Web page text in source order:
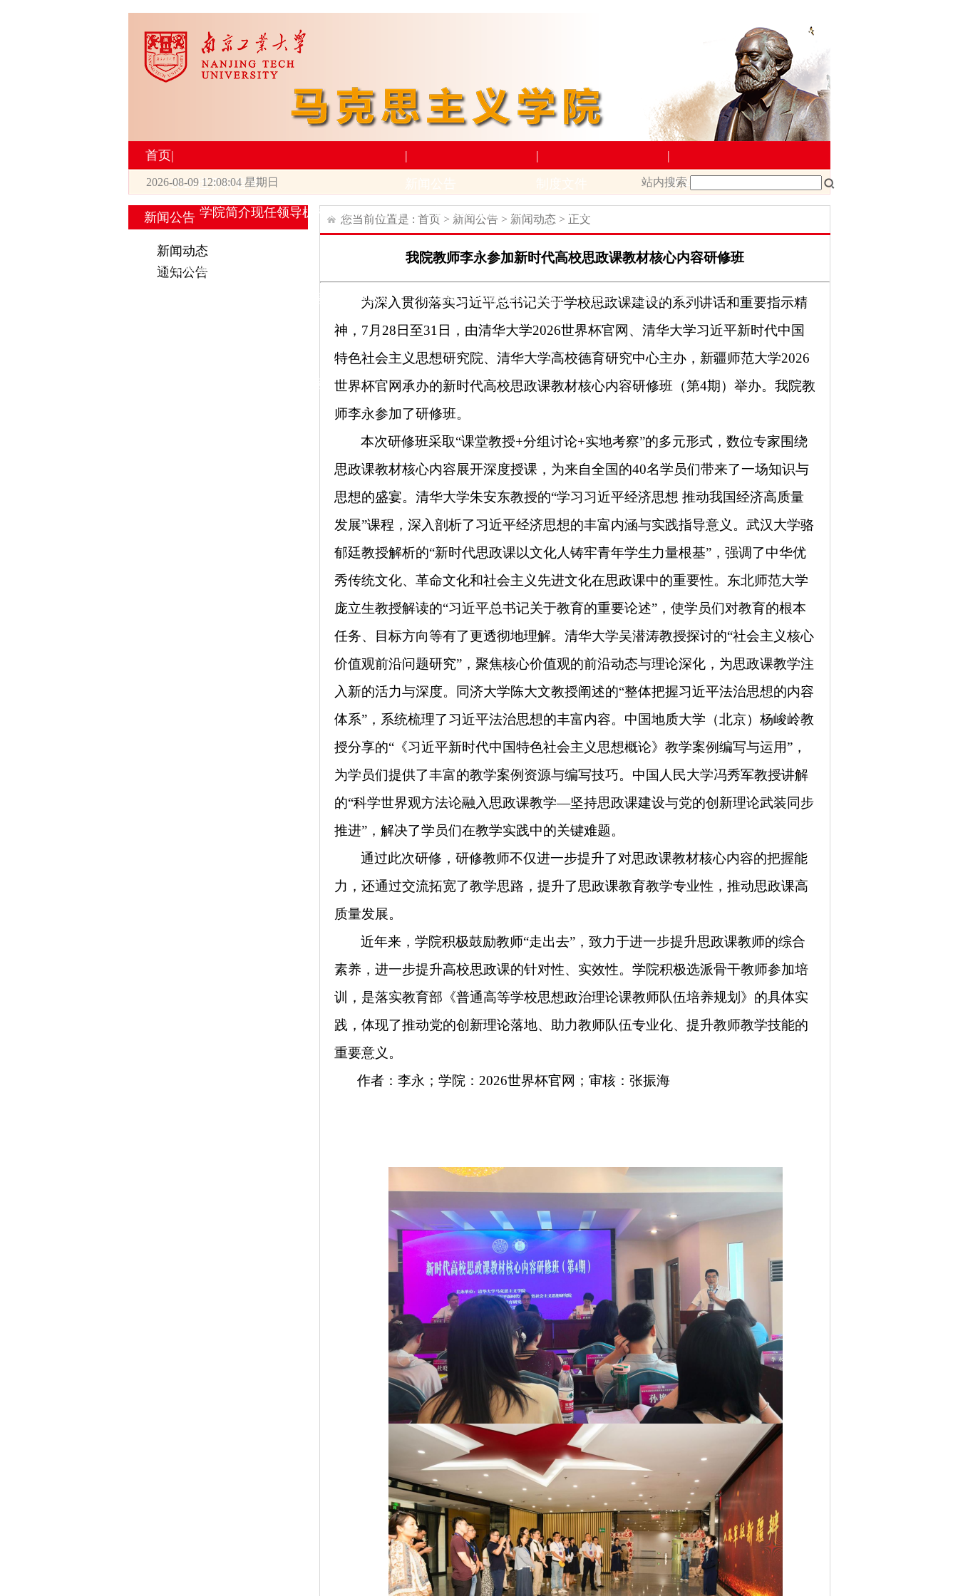
首页|
2026世界杯官网
学院简介现任领导机构设置师资力量
|
新闻动态 通知公告
|
上级文件
|
教学管理
研究生培养
学生活动 招生与就业
科研项目科研成果及奖励
学生下载教师下载
工会活动
2026-08-09 12:08:04 星期日 站内搜索
新闻公告
新闻动态
通知公告
您当前位置是 : 首页> 新闻公告> 新闻动态 > 正文
我院教师李永参加新时代高校思政课教材核心内容研修班
为深入贯彻落实习近平总书记关于学校思政课建设的系列讲话和重要指示精
神 ， 7月28日至31日，由清华大学2026世界杯官网、清华大学习近平新时代中国
特色社会主义思想研究院、清华大学高校德育研究中心主办， 新疆师范大学2026
世界杯官网承办的新时代高校思政课教材核心内容研修班（第4期）举办。我院教
师李永参加了研修班。
本次研修班采取“课堂教授+分组讨论+实地考察”的多元形式，数位专家围绕
思政课教材核心内容展开深度授课，为来自全国的40名学员们带来了一场知识与
思想的盛宴。 清华大学朱安东教授的“学习习近平经济思想 推动我国经济高质量
发展”课程，深入剖析了习近平经济思想的丰富内涵与实践指导意义。武汉大学骆
郁廷教授解析的“新时代思政课以文化人铸牢青年学生力量根基”，强调了中华优
秀传统文化、革命文化和社会主义先进文化在思政课中的重要性。东北师范大学
庞立生教授解读的“习近平总书记关于教育的重要论述”，使学员们对教育的根本
任务、目标方向等有了更透彻地理解。清华大学吴潜涛教授探讨的“社会主义核心
价值观前沿问题研究”，聚焦核心价值观的前沿动态与理论深化， 为思政课教学注
入新的活力与深度。同济大学陈大文教授阐述的“整体把握习近平法治思想的内容
体系”，系统梳理了习近平法治思想的丰富内容。中国地质大学（北京）杨峻岭教
授分享的“《习近平新时代中国特色社会主义思想概论》教学案例编写与运用”，
为学员们提供了丰富的教学案例资源与编写技巧。中国人民大学冯秀军教授讲解
的“科学世界观方法论融入思政课教学—坚持思政课建设与党的创新理论武装同步
推进”，解决了学员们在教学实践中的关键难题。
通过此次研修， 研修教师不仅进一步提升了对思政课教材核心内容的把握能
力，还通过交流拓宽了教学思路 ， 提升了思政课教育教学专业性，推动思政课高
质量发展。
近年来，学院积极鼓励教师“走出去”，致力于进一步提升思政课教师的综合
素养， 进一步提升高校思政课的针对性、实效性。 学院积极选派骨干教师参加培
训， 是落实教育部《普通高等学校思想政治理论课教师队伍培养规划》的具体实
践，体现了推动党的创新理论落地、助力教师队伍专业化、 提升教师教学技能的
重要意义。
作者： 李永 ；学院：2026世界杯官网；审核：张振海